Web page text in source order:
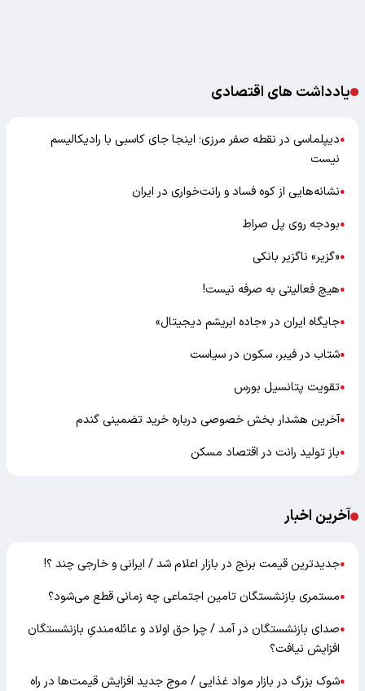
یادداشت های اقتصادی
●دیپلماسی در نقطه صفر مرزی؛ اینجا جای کاسبی با رادیکالیسم
نیست
●نشانه‌هایی از کوه فساد و رانت‌خواری در ایران
●بودجه روی پل صراط
●«گزیر» ناگزیر بانکی
●هیچ فعالیتی به صرفه نیست!
●جایگاه ایران در «جاده ابریشم دیجیتال»
●شتاب در فیبر، سکون در سیاست
●تقویت پتانسیل بورس
●آخرین هشدار بخش خصوصی درباره خرید تضمینی گندم
●باز تولید رانت در اقتصاد مسکن
آخرین اخبار
●جدیدترین قیمت برنج در بازار اعلام شد / ایرانی و خارجی چند ؟!
●مستمری بازنشستگان تامین اجتماعی چه زمانی قطع می‌شود؟
●صدای بازنشستگان در آمد / چرا حق اولاد و عائله‌مندیِ بازنشستگان
افزایش نیافت؟
●شوک بزرگ در بازار مواد غذایی / موج جدید افزایش قیمت‌ها در راه